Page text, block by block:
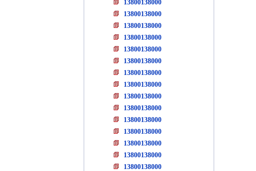
13800138000
13800138000
13800138000
13800138000
13800138000
13800138000
13800138000
13800138000
13800138000
13800138000
13800138000
13800138000
13800138000
13800138000
13800138000